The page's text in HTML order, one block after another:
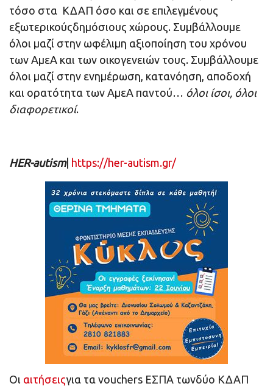
τόσο στα ΚΔΑΠ όσο και σε επιλεγμένους
εξωτερικούςδημόσιους χώρους. Συμβάλλουμε
όλοι μαζί στην ωφέλιμη αξιοποίηση του χρόνου
των ΑμεΑ και των οικογενειών τους. Συμβάλλουμε
όλοι μαζί στην ενημέρωση, κατανόηση, αποδοχή
και ορατότητα των ΑμεΑ παντού… όλοι ίσοι, όλοι
διαφορετικοί.
HER-autism| https://her-autism.gr/
Οι αιτήσειςγια τα vouchers ΕΣΠΑ τωνδύο ΚΔΑΠ